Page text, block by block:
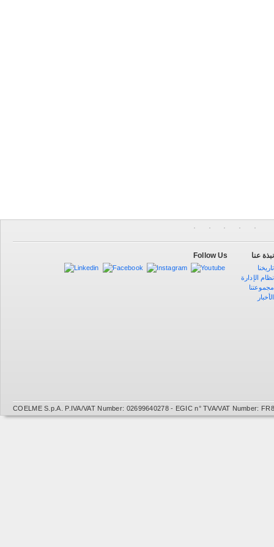
Follow Us نبذة عنا
تاريخنا
نظام الإدارة
مجموعتنا
الأخبار
COELME S.p.A. P.IVA/VAT Number: 02699640278 - EGIC n° TVA/VAT Number: